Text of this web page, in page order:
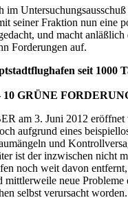
im
seiner Fraktion nun eine
und macht anläßlich
Forderungen auf.
seit 1000
GRÜNE
am 3. Juni 2012 eröffnet
aufgrund eines
und
ist der inzwischen nicht
noch weit davon
mittlerweile neue Probleme
selbst verursacht worden.